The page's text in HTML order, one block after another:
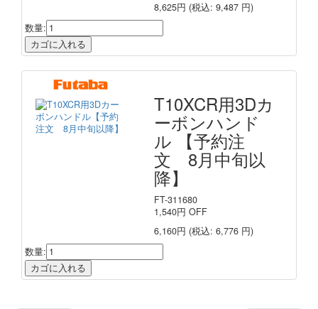
8,625円 (税込: 9,487 円)
数量:
T10XCR用3Dカ
ーボンハンド
ル 【予約注
文 8月中旬以
降】
FT-311680
1,540円 OFF
6,160円 (税込: 6,776 円)
数量: